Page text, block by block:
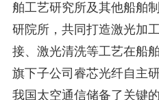
舶工艺研究所及其他船舶
研院所，共同打造激光加
接、激光清洗等工艺在船
旗下子公司睿芯光纤自主
我国太空通信储备了关键